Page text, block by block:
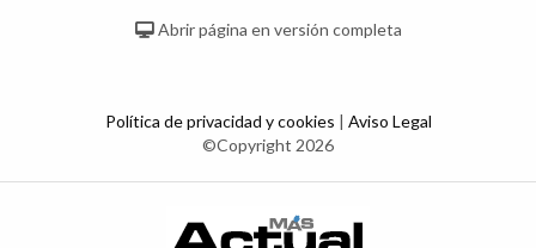
Abrir página en versión completa
Política de privacidad y cookies | Aviso Legal
©Copyright 2026